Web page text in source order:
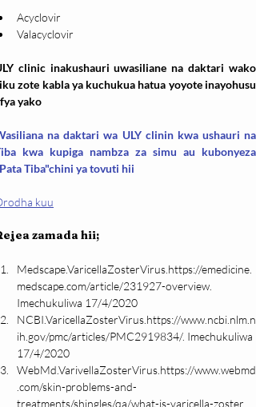
Acyclovir
Valacyclovir
clinic inakushauri uwasiliane na daktari wako
zote kabla ya kuchukua hatua yoyote inayohusu
yako
na daktari wa ULY clinin kwa ushauri na
kwa kupiga nambza za simu au kubonyeza
Tiba"chini ya tovuti hii
kuu
zamada hii;
Medscape.VaricellaZosterVirus.https://emedicine.
medscape.com/article/231927-overview.
Imechukuliwa 17/4/2020
NCBI.VaricellaZosterVirus.https://www.ncbi.nlm.n
ih.gov/pmc/articles/PMC2919834/. Imechukuliwa
17/4/2020
WebMd.VarivellaZosterVirus.https://www.webmd
.com/skin-problems-and-
treatments/shingles/qa/what-is-varicella-zoster.